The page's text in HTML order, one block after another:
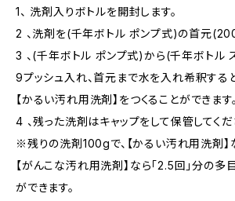
1、 洗剤入りボトルを開封します。
2 、洗剤を(千年ボトル ポンプ式)の首元
3 、(千年ボトル ポンプ式)から(千年ボトル
9プッシュ入れ、首元まで水を入れ希釈する
【かるい汚れ用洗剤】をつくることができます。
4 、残った洗剤はキャップをして保管してくだ
※残りの洗剤100gで、【かるい汚れ用洗剤】な
【がんこな汚れ用洗剤】なら「2.5回」分の多
ができます。